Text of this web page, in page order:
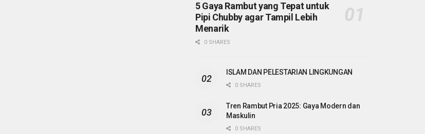
5 Gaya Rambut yang Tepat untuk
Pipi Chubby agar Tampil Lebih
Menarik
0 SHARES
ISLAM DAN PELESTARIAN LINGKUNGAN
0 SHARES
Tren Rambut Pria 2025: Gaya Modern dan
Maskulin
0 SHARES